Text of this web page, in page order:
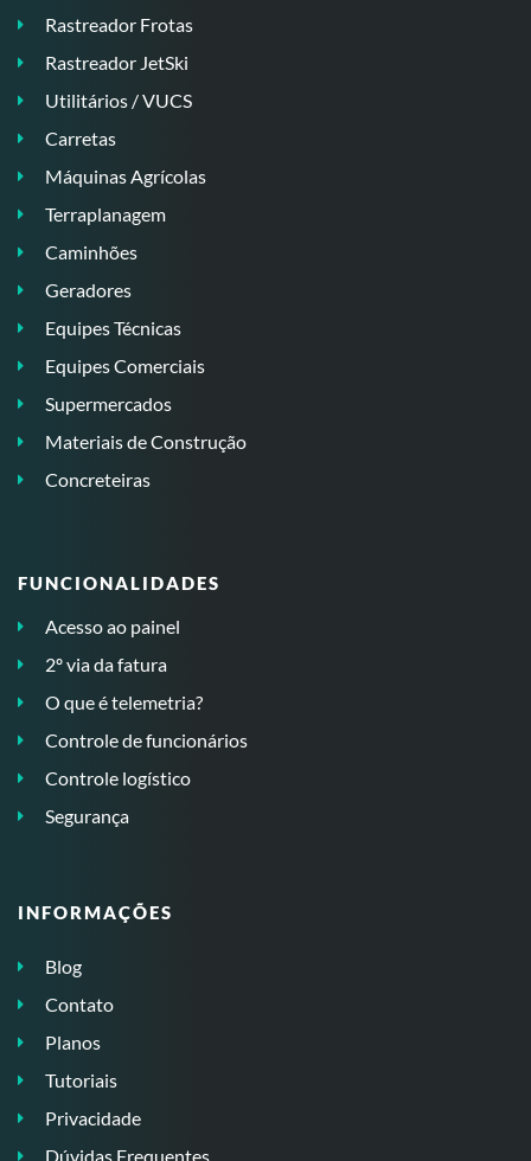
Rastreador Frotas
Rastreador JetSki
Utilitários / VUCS
Carretas
Máquinas Agrícolas
Terraplanagem
Caminhões
Geradores
Equipes Técnicas
Equipes Comerciais
Supermercados
Materiais de Construção
Concreteiras
FUNCIONALIDADES
Acesso ao painel
2º via da fatura
O que é telemetria?
Controle de funcionários
Controle logístico
Segurança
INFORMAÇÕES
Blog
Contato
Planos
Tutoriais
Privacidade
Dúvidas Frequentes